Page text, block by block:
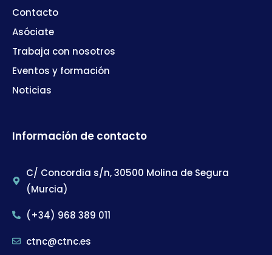
Contacto
Asóciate
Trabaja con nosotros
Eventos y formación
Noticias
Información de contacto
C/ Concordia s/n, 30500 Molina de Segura
(Murcia)
(+34) 968 389 011
ctnc@ctnc.es